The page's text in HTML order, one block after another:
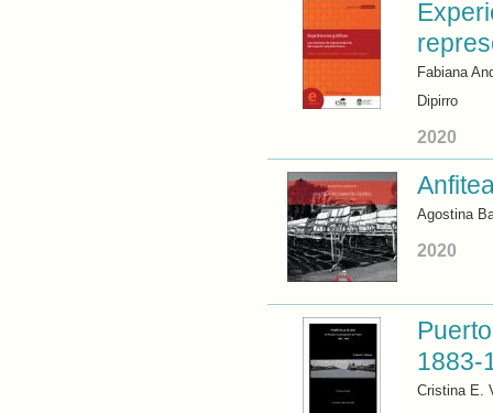
Fabiana
Dipirro
2020
Agostina
2020
1883-
Cristina E.